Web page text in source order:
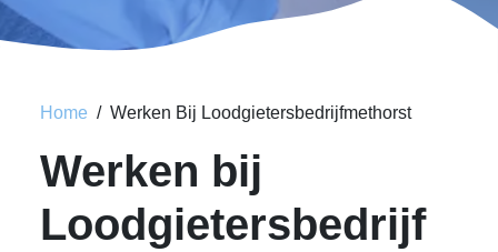
Home Werken Bij Loodgietersbedrijfmethorst
Werken bij
Loodgietersbedrijf